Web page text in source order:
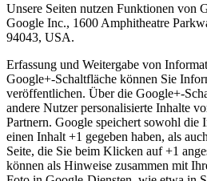
Unsere Seiten nutzen Funktionen von
Google Inc., 1600 Amphitheatre
94043, USA.
Erfassung und Weitergabe von
Google+-Schaltfläche können Sie
veröffentlichen. Über die Google+-
andere Nutzer personalisierte Inhalte
Partnern. Google speichert sowohl die
einen Inhalt +1 gegeben haben, als
Seite, die Sie beim Klicken auf +1
können als Hinweise zusammen mit